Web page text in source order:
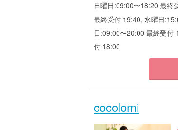
日曜日:09:00〜18:20 最終
最終受付 19:40, 水曜日
日:09:00〜20:00 最終受付
付 18:00
cocolomi